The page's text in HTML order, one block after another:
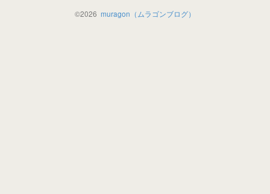
©2026 muragon（ムラゴンブログ）